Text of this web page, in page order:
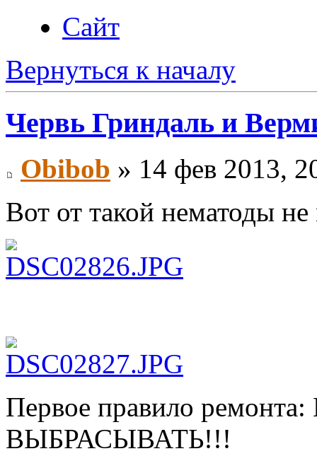
Сайт
Вернуться к началу
Червь Гриндаль и
Obibob » 14 фев 2013,
Вот от такой нематоды не
Первое правило
ВЫБРАСЫВАТЬ!!!